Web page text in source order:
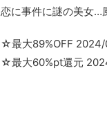
恋に事件に謎の美女…
☆最大89%OFF
☆最大60%pt還元